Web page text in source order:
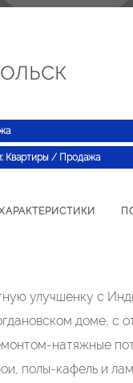
Квартиры / Продажа
улучшенку с
доме, с
натяжные
полы-кафель и